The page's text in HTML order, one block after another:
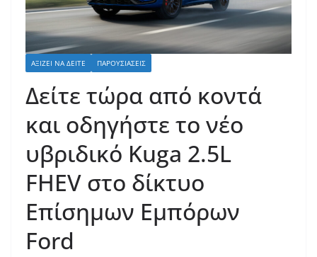
ΑΞΊΖΕΙ ΝΑ ΔΕΊΤΕ ΠΑΡΟΥΣΙΆΣΕΙΣ
Δείτε τώρα από κοντά
και οδηγήστε το νέο
υβριδικό Kuga 2.5L
FHEV στο δίκτυο
Επίσημων Εμπόρων
Ford